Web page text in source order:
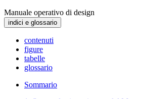
Manuale operativo di design
indici e glossario
contenuti
figure
tabelle
glossario
Sommario